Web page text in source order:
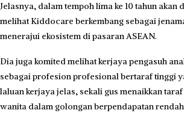
Jelasnya, dalam tempoh lima ke 10 tahun akan
melihat Kiddocare berkembang sebagai
menerajui ekosistem di pasaran ASEAN.
Dia juga komited melihat kerjaya pengasuh
sebagai profesion profesional bertaraf tinggi
laluan kerjaya jelas, sekali gus menaikkan
wanita dalam golongan berpendapatan